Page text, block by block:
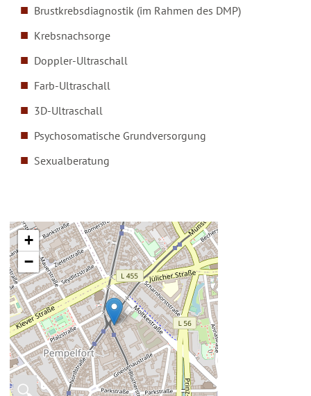
Brustkrebsdiagnostik (im Rahmen des DMP)
Krebsnachsorge
Doppler-Ultraschall
Farb-Ultraschall
3D-Ultraschall
Psychosomatische Grundversorgung
Sexualberatung
🔍
+
−